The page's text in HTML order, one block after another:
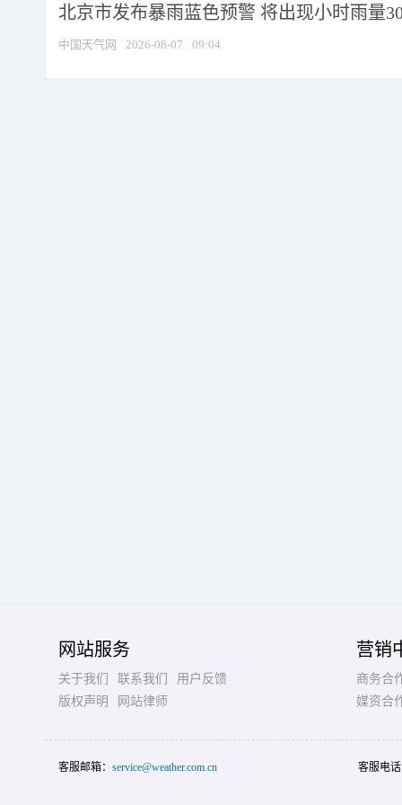
北京市发布暴雨蓝色预警 将出现小时雨量
中国天气网 2026-08-07 09:04
网站服务
关于我们 联系我们
用户反馈
版权声明
网站律师
营销
商务合
媒资合
客服邮箱： service@weather.com.cn 客服电